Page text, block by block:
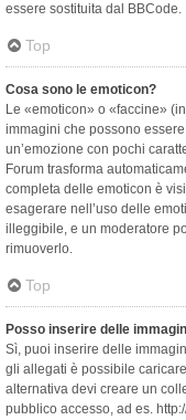
essere sostituita dal BBCode.
Top
Cosa sono le emoticon?
Le «emoticon» o «faccine»
immagini che possono
un’emozione con pochi
Forum trasforma
completa delle emoticon è
esagerare nell’uso delle
illeggibile, e un moderatore
rimuoverlo.
Top
Posso inserire delle
Sì, puoi inserire delle
gli allegati è possibile
alternativa devi creare un
pubblico accesso, ad es.